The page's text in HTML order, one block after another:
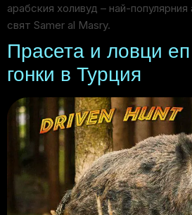
арабския холивуд – най-
свят Samer al Masry.
Прасета и ловци
гонки в Турция